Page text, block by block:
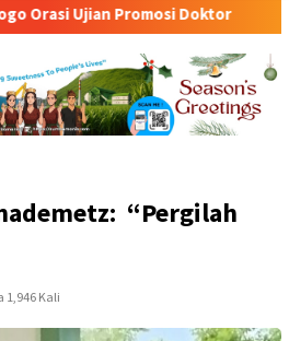
Doktor Transformasi
“Pergilah
1,946 Kali